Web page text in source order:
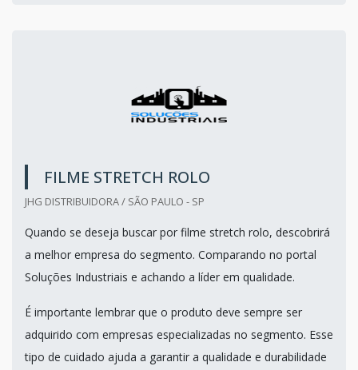
FILME STRETCH ROLO
JHG DISTRIBUIDORA / SÃO PAULO - SP
Quando se deseja buscar por filme stretch rolo, descobrirá
a melhor empresa do segmento. Comparando no portal
Soluções Industriais e achando a líder em qualidade.
É importante lembrar que o produto deve sempre ser
adquirido com empresas especializadas no segmento. Esse
tipo de cuidado ajuda a garantir a qualidade e durabilidade